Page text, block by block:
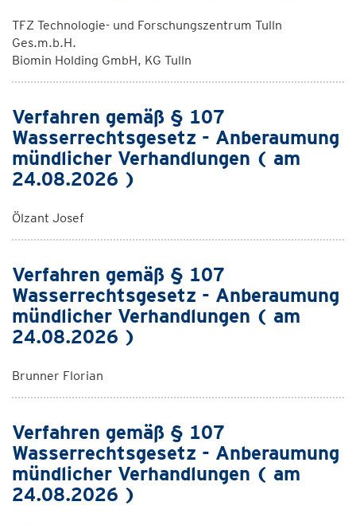
TFZ Technologie- und Forschungszentrum Tulln
Ges.m.b.H.
Biomin Holding GmbH, KG Tulln
Verfahren gemäß § 107
Wasserrechtsgesetz - Anberaumung
mündlicher Verhandlungen ( am
24.08.2026 )
Ölzant Josef
Verfahren gemäß § 107
Wasserrechtsgesetz - Anberaumung
mündlicher Verhandlungen ( am
24.08.2026 )
Brunner Florian
Verfahren gemäß § 107
Wasserrechtsgesetz - Anberaumung
mündlicher Verhandlungen ( am
24.08.2026 )